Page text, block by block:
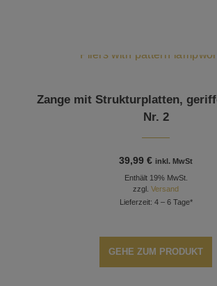
Zange mit Strukturplatten,
Nr. 2
39,99€ inkl. MwSt
Enthält 19% MwSt.
zzgl.Versand
Lieferzeit: 4 – 6 Tage*
GEHE ZUM PRODUKT